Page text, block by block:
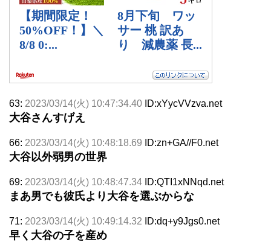
63: 2023/03/14(火) 10:47:34.40 ID:xYycVVzva.net
大谷さんすげえ
66: 2023/03/14(火) 10:48:18.69 ID:zn+GA//F0.net
大谷以外弱男の世界
69: 2023/03/14(火) 10:48:47.34 ID:QTI1xNNqd.net
まあ男でも彼氏より大谷を選ぶからな
71: 2023/03/14(火) 10:49:14.32 ID:dq+y9Jgs0.net
早く大谷の子を産め